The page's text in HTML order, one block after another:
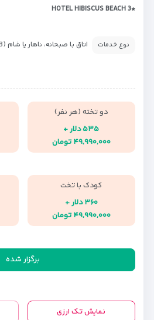
*HOTEL HIBISCUS BEACH 3
نوع خدمات اتاق با صبحانه، ناهار یا شام (HB)
دو تخته (هر نفر)
۵۳۵ دلار +
۴۹,۹۹۰,۰۰۰ تومان
کودک با تخت
۳۶۰ دلار +
۴۹,۹۹۰,۰۰۰ تومان
برگزار شده
نمایش تک ارزی